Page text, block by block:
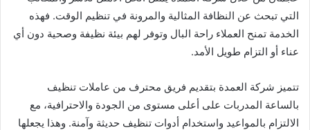
التي تبحث عن النظافة المثالية والمرونة في تنظيم الوقت. فهذه
الخدمة تمنح العملاء راحة البال وتوفر لهم بيئة نظيفة وصحية دون أي
عناء أو التزام طويل الأمد.
تتميز شركة العمدة بتقديم فريق محترف من عاملات تنظيف
بالساعة المدربات على أعلى مستوى من الجودة والاحترافية، مع
الالتزام بالمواعيد واستخدام أدوات تنظيف حديثة وآمنة. وهذا يجعلها